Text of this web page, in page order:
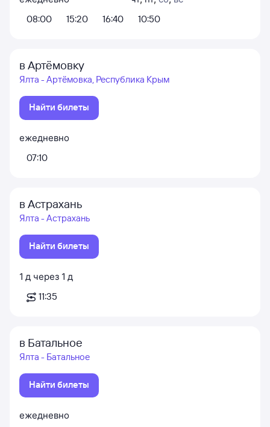
08:00
15:20 16:40
10:50
в Артёмовку
Ялта - Артёмовка, Республика Крым
Найти билеты
ежедневно
07:10
в Астрахань
Ялта - Астрахань
Найти билеты
1 д через 1 д
11:35
в Батальное
Ялта - Батальное
Найти билеты
ежедневно